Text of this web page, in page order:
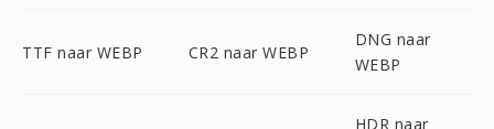
TTF naar WEBP CR2 naar WEBP
DNG naar
WEBP
HDR naar